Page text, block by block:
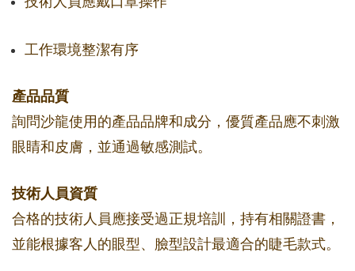
工作環境整潔有序
產品品質
詢問沙龍使用的產品品牌和成分，優質產品應不刺激
眼睛和皮膚，並通過敏感測試。
技術人員資質
合格的技術人員應接受過正規培訓，持有相關證書，
並能根據客人的眼型、臉型設計最適合的睫毛款式。